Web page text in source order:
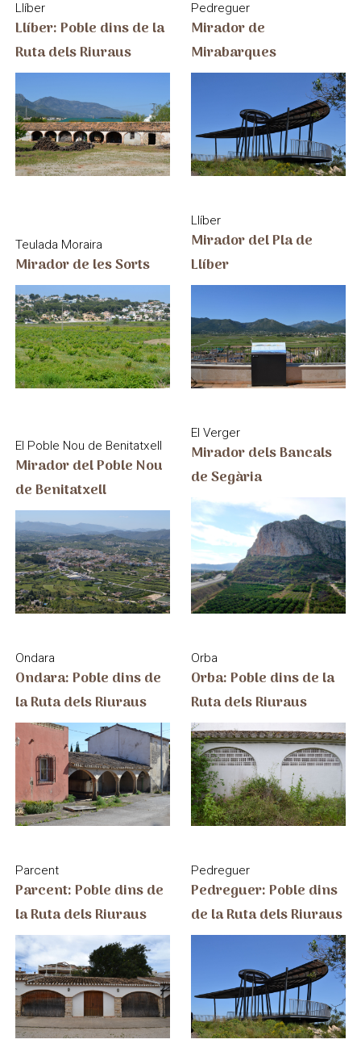
Llíber
Llíber: Poble dins de la
Ruta dels Riuraus
Pedreguer
Mirador de
Mirabarques
Teulada Moraira
Mirador de les Sorts
Llíber
Mirador del Pla de
Llíber
El Poble Nou de Benitatxell
Mirador del Poble Nou
de Benitatxell
El Verger
Mirador dels Bancals
de Segària
Ondara
Ondara: Poble dins de
la Ruta dels Riuraus
Orba
Orba: Poble dins de la
Ruta dels Riuraus
Parcent
Parcent: Poble dins de
la Ruta dels Riuraus
Pedreguer
Pedreguer: Poble dins
de la Ruta dels Riuraus